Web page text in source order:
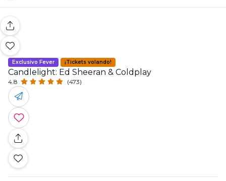
Exclusivo Fever ¡Tickets volando!
Candlelight: Ed Sheeran & Coldplay
4.8 (473)